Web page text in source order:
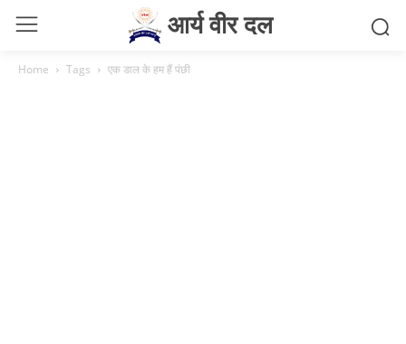
आर्य वीर दल
Home Tags एक डाल के हम हैं पंछी